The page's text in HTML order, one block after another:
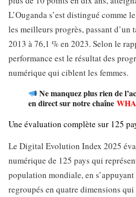
L’Ouganda s’est distingué comme
les meilleurs progrès, passant d’un
2013 à 76,1 % en 2023. Selon le
performance est le résultat des
numérique qui ciblent les femmes.
Ne manquez plus rien de
en direct sur notre chaîne
Une évaluation complète sur 125
Le Digital Evolution Index 2025
numérique de 125 pays qui
population mondiale, en
regroupés en quatre dimensions